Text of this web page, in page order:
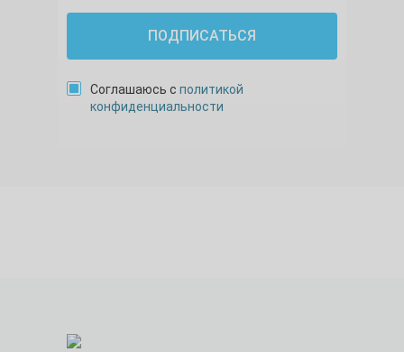
ПОДПИСАТЬСЯ
Соглашаюсь с политикой
конфиденциальности